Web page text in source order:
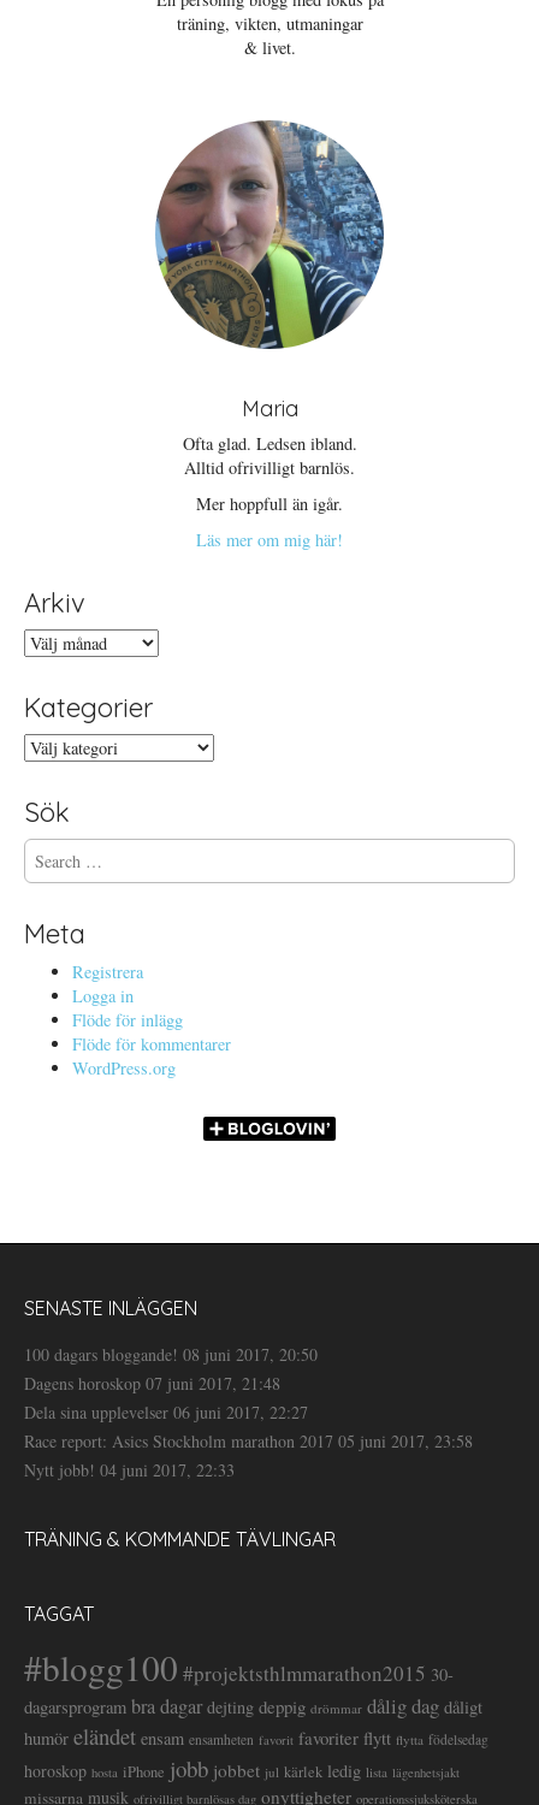
träning, vikten, utmaningar
& livet.
Maria
Ofta glad. Ledsen ibland.
Alltid ofrivilligt barnlös.
Mer hoppfull än igår.
Läs mer om mig här!
Arkiv
Arkiv
Kategorier
Kategorier
Sök
S
e
r
cMeta
Registrera
Logga in
Flöde för inlägg
Flöde för kommentarer
WordPress.org
SENASTE INLÄGGEN
100 dagars bloggande! 08 juni 2017, 20:50
Dagens horoskop 07 juni 2017, 21:48
Dela sina upplevelser 06 juni 2017, 22:27
Race report: Asics Stockholm marathon 2017 05 juni 2017, 23:58
Nytt jobb! 04 juni 2017, 22:33
TRÄNING & KOMMANDE TÄVLINGAR
TAGGAT
#blogg100 #projektsthlmmarathon2015 30-
dagarsprogram bra dagar dejting deppig drömmar dålig dag dåligt
humör eländet ensam ensamheten favorit favoriter flytt flytta födelsedag
horoskop hosta iPhone jobb jobbet jul kärlek ledig lista lägenhetsjakt
missarna musik ofrivilligt barnlösas dag onyttigheter operationssjuksköterska